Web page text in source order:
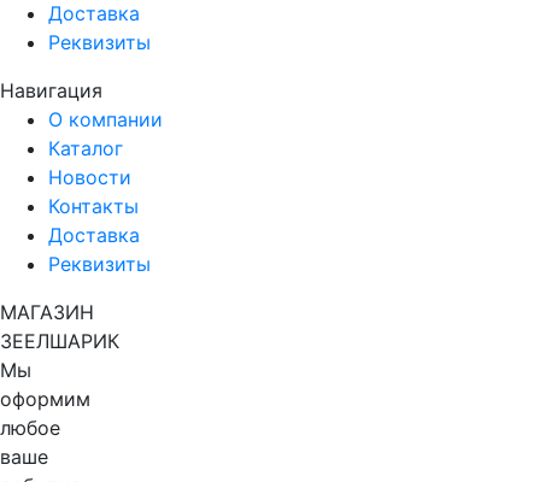
Доставка
Реквизиты
Навигация
О компании
Каталог
Новости
Контакты
Доставка
Реквизиты
МАГАЗИН
ЗЕЕЛШАРИК
Мы
оформим
любое
ваше